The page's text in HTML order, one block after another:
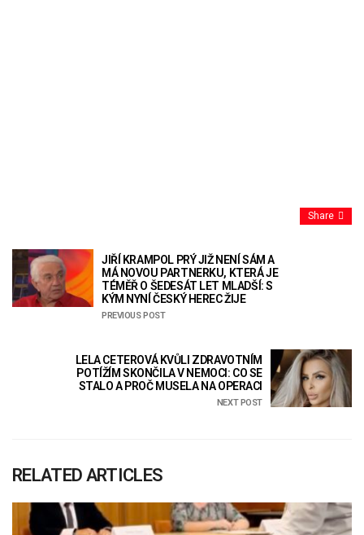
Share
JIŘÍ KRAMPOL PRÝ JIŽ NENÍ SÁM A
MÁ NOVOU PARTNERKU, KTERÁ JE
TÉMĚŘ O ŠEDESÁT LET MLADŠÍ: S
KÝM NYNÍ ČESKÝ HEREC ŽIJE
PREVIOUS POST
LELA CETEROVÁ KVŮLI ZDRAVOTNÍM
POTÍŽÍM SKONČILA V NEMOCI: CO SE
STALO A PROČ MUSELA NA OPERACI
NEXT POST
RELATED ARTICLES